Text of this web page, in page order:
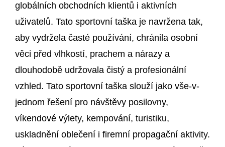
globálních obchodních klientů i aktivních
uživatelů. Tato sportovní taška je navržena tak,
aby vydržela časté používání, chránila osobní
věci před vlhkostí, prachem a nárazy a
dlouhodobě udržovala čistý a profesionální
vzhled. Tato sportovní taška slouží jako vše-v-
jednom řešení pro návštěvy posilovny,
víkendové výlety, kempování, turistiku,
uskladnění oblečení i firemní propagační aktivity.